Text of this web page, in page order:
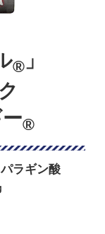
® 」
®
ラギン酸